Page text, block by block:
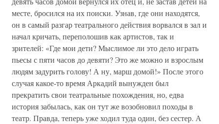
месте, бросился на их поиски. Узнав, где они находятся,
он в самый разгар театрального действия ворвался в зал и
начал кричать, переполошив как артистов, так и
зрителей: «Где мои дети? Мыслимое ли это дело играть
пьесы с пяти часов до девяти? Это же можно и взрослым
людям задурить голову! А ну, марш домой!» После этого
случая какое-то время Аркадий вынужден был
прекратить свои театральные похождения, но, едва
история забылась, как он тут же возобновил походы в
театр. Правда, теперь уже ходил туда один, без сестер. А